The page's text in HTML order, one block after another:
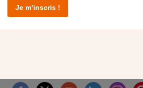
Je m’inscris !